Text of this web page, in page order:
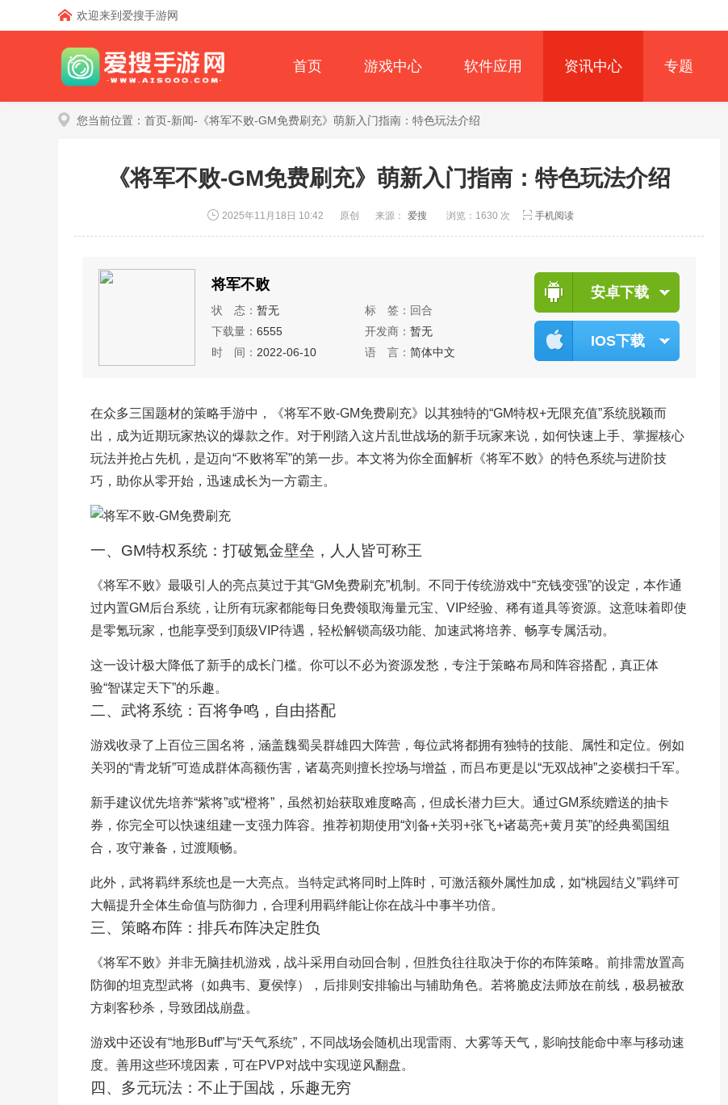
欢迎来到爱搜手游网
首页 游戏中心 软件应用 资讯中心 专题
您当前位置： 首页-新闻-《将军不败-GM免费刷充》萌新入门指南：特色玩法介绍
《将军不败-GM免费刷充》萌新入门指南：特色玩法介绍
2025年11月18日 10:42 原创 来源： 爱搜 浏览：1630 次 手机阅读
将军不败
状 态： 暂无 标 签： 回合
下载量： 6555 开发商： 暂无
时 间： 2022-06-10 语 言： 简体中文
安卓下载
IOS下载
在众多三国题材的策略手游中，《将军不败-GM免费刷充》以其独特的“GM特权+无限充值”系统脱颖而
出，成为近期玩家热议的爆款之作。对于刚踏入这片乱世战场的新手玩家来说，如何快速上手、掌握核心
玩法并抢占先机，是迈向“不败将军”的第一步。本文将为你全面解析《将军不败》的特色系统与进阶技
巧，助你从零开始，迅速成长为一方霸主。
一、GM特权系统：打破氪金壁垒，人人皆可称王
《将军不败》最吸引人的亮点莫过于其“GM免费刷充”机制。不同于传统游戏中“充钱变强”的设定，本作通
过内置GM后台系统，让所有玩家都能每日免费领取海量元宝、VIP经验、稀有道具等资源。这意味着即使
是零氪玩家，也能享受到顶级VIP待遇，轻松解锁高级功能、加速武将培养、畅享专属活动。
这一设计极大降低了新手的成长门槛。你可以不必为资源发愁，专注于策略布局和阵容搭配，真正体
验“智谋定天下”的乐趣。
二、武将系统：百将争鸣，自由搭配
游戏收录了上百位三国名将，涵盖魏蜀吴群雄四大阵营，每位武将都拥有独特的技能、属性和定位。例如
关羽的“青龙斩”可造成群体高额伤害，诸葛亮则擅长控场与增益，而吕布更是以“无双战神”之姿横扫千军。
新手建议优先培养“紫将”或“橙将”，虽然初始获取难度略高，但成长潜力巨大。通过GM系统赠送的抽卡
券，你完全可以快速组建一支强力阵容。推荐初期使用“刘备+关羽+张飞+诸葛亮+黄月英”的经典蜀国组
合，攻守兼备，过渡顺畅。
此外，武将羁绊系统也是一大亮点。当特定武将同时上阵时，可激活额外属性加成，如“桃园结义”羁绊可
大幅提升全体生命值与防御力，合理利用羁绊能让你在战斗中事半功倍。
三、策略布阵：排兵布阵决定胜负
《将军不败》并非无脑挂机游戏，战斗采用自动回合制，但胜负往往取决于你的布阵策略。前排需放置高
防御的坦克型武将（如典韦、夏侯惇），后排则安排输出与辅助角色。若将脆皮法师放在前线，极易被敌
方刺客秒杀，导致团战崩盘。
游戏中还设有“地形Buff”与“天气系统”，不同战场会随机出现雷雨、大雾等天气，影响技能命中率与移动速
度。善用这些环境因素，可在PVP对战中实现逆风翻盘。
四、多元玩法：不止于国战，乐趣无穷